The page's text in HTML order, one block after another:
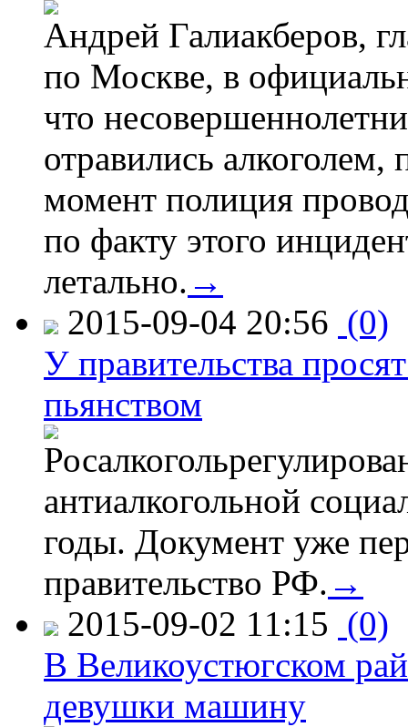
Андрей Галиакберов,
по Москве, в
что
отравились
момент полиция
по факту этого
летально. →
2015-09-04 20:56 (0)
У правительства
пьянством
антиалкогольной
годы. Документ уже
правительство РФ. →
2015-09-02 11:15 (0)
В Великоустюгском
девушки машину